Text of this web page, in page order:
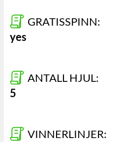
GRATISSPINN:
yes
ANTALL HJUL:
5
VINNERLINJER: